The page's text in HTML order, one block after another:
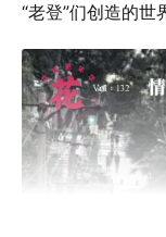
“老登”们创造的世